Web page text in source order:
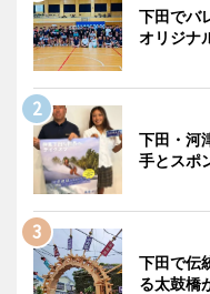
下田でバ
オリジナ
下田・河
手とスポ
下田で伝
る太鼓橋